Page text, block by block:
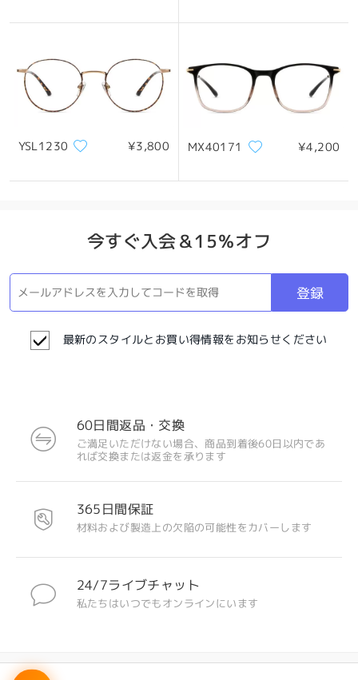
YSL1230 ¥3,800 MX40171 ¥4,200
今すぐ入会＆15％オフ
登録
最新のスタイルとお買い得情報をお知らせください
60日間返品・交換
ご満足いただけない場合、商品到着後60日以内であ
れば交換または返金を承ります
365日間保証
材料および製造上の欠陥の可能性をカバーします
24/7ライブチャット
私たちはいつでもオンラインにいます